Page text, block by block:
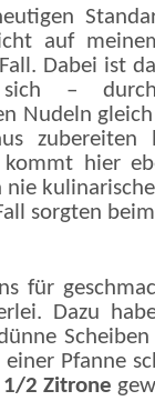
auf
Dabei ist
– durch
Nudeln
kommt hier
sorgten beim
für
Dazu
Pfanne
1/2 Zitrone